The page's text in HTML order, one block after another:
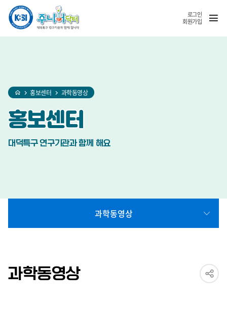
반복영역
건너뛰기
로그인
회원가입
홍보센터 과학동영상
홍보센터
대덕특구 연구기관과 함께 해요
과학동영상
과학동영상
공유